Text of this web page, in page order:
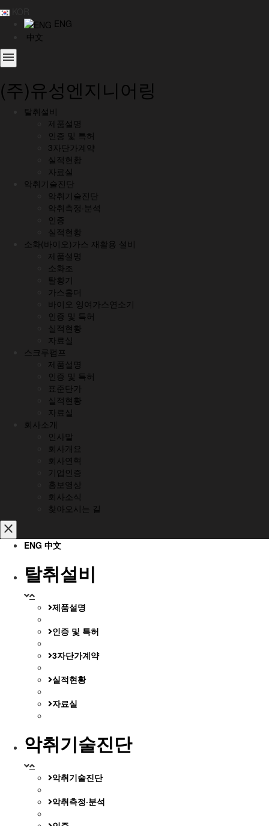
ENG
中文
menu
(주)유성엔지니어링
탈취설비
제품설명
인증 및 특허
3자단가계약
실적현황
자료실
악취기술진단
악취기술진단
악취측정·분석
인증
실적현황
소화(바이오)가스 재활용 설비
제품설명
소화조
탈황기
가스홀더
바이오 잉여가스연소기
인증 및 특허
실적현황
자료실
스크루펌프
제품설명
인증 및 특허
표준단가
실적현황
자료실
회사소개
인사말
회사개요
회사연혁
기업인증
홍보영상
회사소식
찾아오시는 길
close
ENG 中文
탈취설비
제품설명
인증 및 특허
3자단가계약
실적현황
자료실
악취기술진단
악취기술진단
악취측정·분석